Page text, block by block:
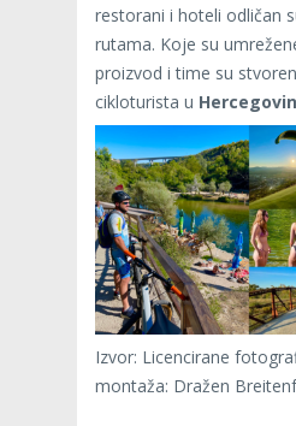
restorani i hoteli odličan
rutama. Koje su
proizvod i time su
cikloturista u
Izvor: Licencirane
montaža: Dražen